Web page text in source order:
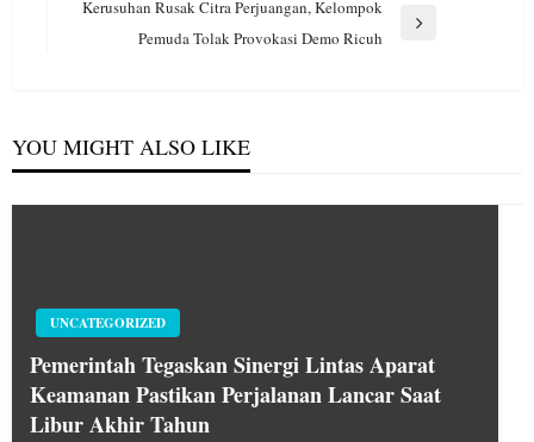
Kerusuhan Rusak Citra Perjuangan, Kelompok
Pemuda Tolak Provokasi Demo Ricuh
YOU MIGHT ALSO LIKE
UNCATEGORIZED
Pemerintah Tegaskan Sinergi Lintas Aparat
Keamanan Pastikan Perjalanan Lancar Saat
Libur Akhir Tahun